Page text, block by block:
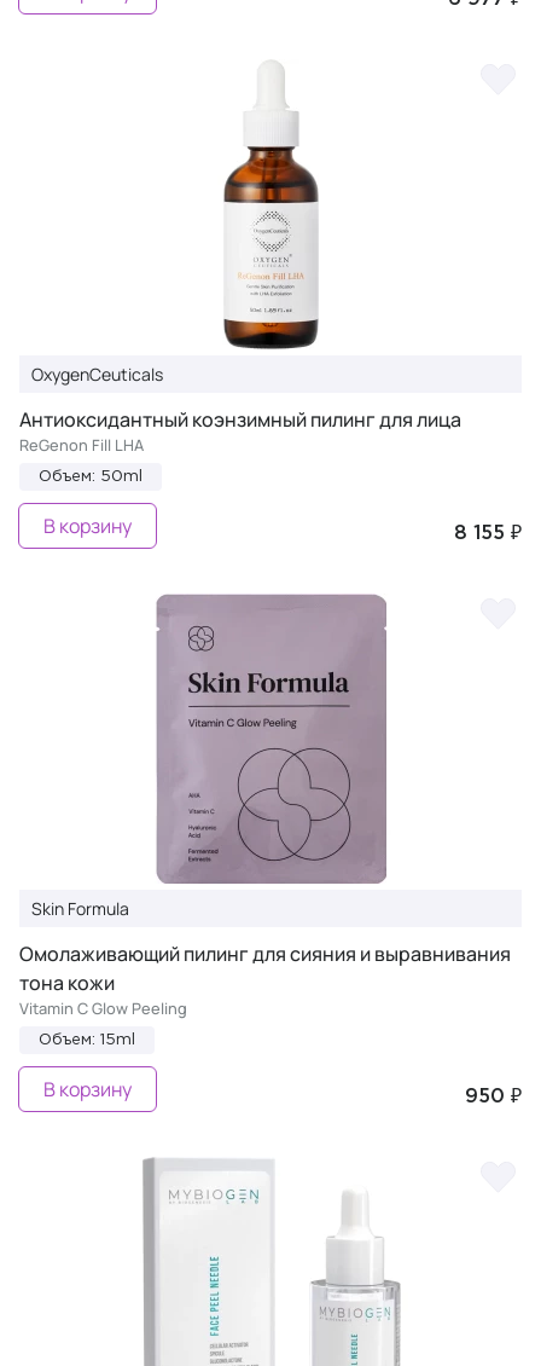
OxygenCeuticals
Антиоксидантный коэнзимный пилинг для лица
ReGenon Fill LHA
Объем: 50ml
8 155 ₽
В корзину
Skin Formula
Омолаживающий пилинг для сияния и выравнивания
тона кожи
Vitamin C Glow Peeling
Объем: 15ml
950 ₽
В корзину